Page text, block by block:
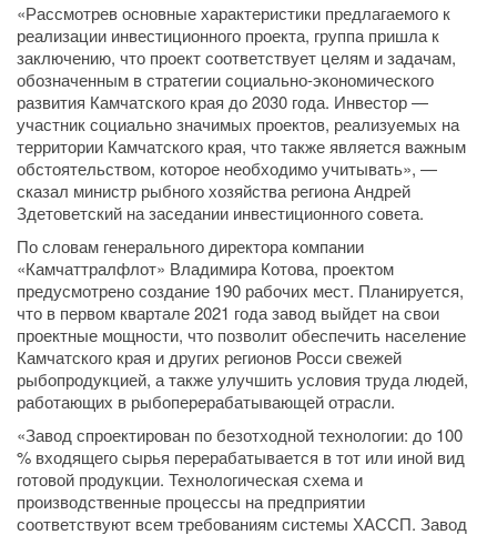
«Рассмотрев основные характеристики предлагаемого к
реализации инвестиционного проекта, группа пришла к
заключению, что проект соответствует целям и задачам,
обозначенным в стратегии социально-экономического
развития Камчатского края до 2030 года. Инвестор —
участник социально значимых проектов, реализуемых на
территории Камчатского края, что также является важным
обстоятельством, которое необходимо учитывать», —
сказал министр рыбного хозяйства региона Андрей
Здетоветский на заседании инвестиционного совета.
По словам генерального директора компании
«Камчаттралфлот» Владимира Котова, проектом
предусмотрено создание 190 рабочих мест. Планируется,
что в первом квартале 2021 года завод выйдет на свои
проектные мощности, что позволит обеспечить население
Камчатского края и других регионов Росси свежей
рыбопродукцией, а также улучшить условия труда людей,
работающих в рыбоперерабатывающей отрасли.
«Завод спроектирован по безотходной технологии: до 100
% входящего сырья перерабатывается в тот или иной вид
готовой продукции. Технологическая схема и
производственные процессы на предприятии
соответствуют всем требованиям системы ХАССП. Завод